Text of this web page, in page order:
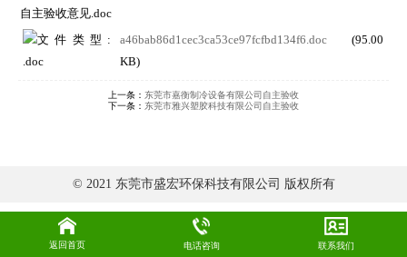
自主验收意见.doc
a46bab86d1cec3ca53ce97fcfbd134f6.doc (95.00
KB)
上一条： 东莞市嘉衡制冷设备有限公司自主验收
下一条： 东莞市雅兴塑胶科技有限公司自主验收
© 2021 东莞市盛宏环保科技有限公司 版权所有
返回首页 电话咨询 联系我们